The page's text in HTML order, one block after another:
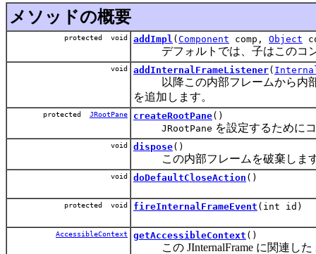
メソッドの概要
protected void addImpl ( Component comp, Object
デフォルトでは、子はこのコン
void addInternalFrameListener(
以降この内部フレームから内部
を追加します。
protected JRootPane createRootPane()
JRootPane を設定するために
void dispose()
この内部フレームを破棄しま
void doDefaultCloseAction ()
protected void fireInternalFrameEvent (int id)
AccessibleContext getAccessibleContext ()
この JInternalFrame に関連した